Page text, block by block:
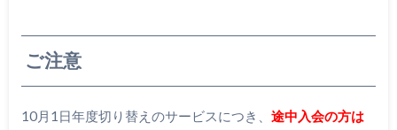
ご注意
10月1日年度切り替えのサービスにつき、 途中入会の方は